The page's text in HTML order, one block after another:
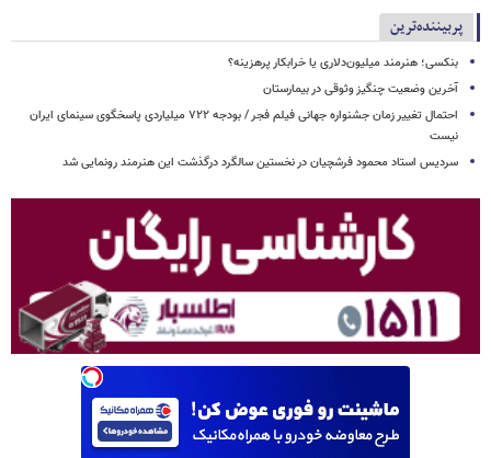
پربیننده‌ترین
بنکسی؛ هنرمند میلیون‌دلاری یا خرابکار پرهزینه؟
آخرین وضعیت چنگیز وثوقی در بیمارستان
احتمال تغییر زمان جشنواره جهانی فیلم فجر / بودجه ۷۲۲ میلیاردی پاسخگوی سینمای ایران
نیست
سردیس استاد محمود فرشچیان در نخستین سالگرد درگذشت این هنرمند رونمایی شد